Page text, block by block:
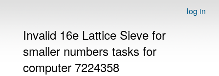
log in
Invalid 16e Lattice Sieve for
smaller numbers tasks for
computer 7224358